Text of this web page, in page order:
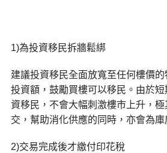
1)為投資移民拆牆鬆綁
建議投資移民全面放寬至任何樓價
投資額，鼓勵買樓可以移民。由於
資移民，不會大幅刺激樓市上升，
交，幫助消化供應的同時，亦會為庫
2)交易完成後才繳付印花稅